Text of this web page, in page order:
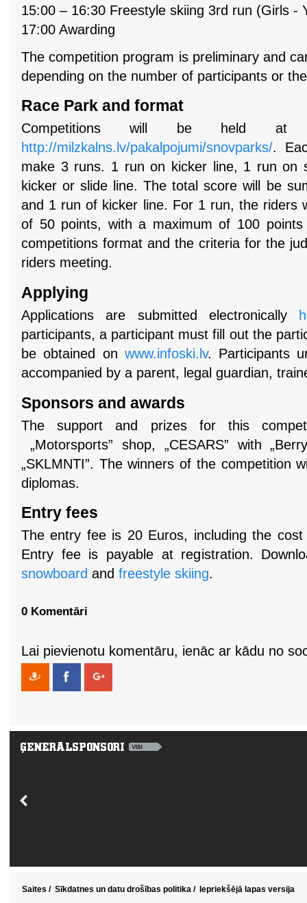
15:00 – 16:30 Freestyle skiing 3rd run (Girls -
17:00 Awarding
The competition program is preliminary and
depending on the number of participants or
Race Park and format
Competitions will be held at
http://milzkalns.lv/pakalpojumi/snovparks/.
make 3 runs. 1 run on kicker line, 1 run on
kicker or slide line. The total score will be
and 1 run of kicker line. For 1 run, the riders
of 50 points, with a maximum of 100
competitions format and the criteria for the
riders meeting.
Applying
Applications are submitted electronically
participants, a participant must fill out the
be obtained on www.infoski.lv. Participants
accompanied by a parent, legal guardian,
Sponsors and awards
The support and prizes for this
„Motorsports” shop, „CESARS” with
„SKLMNTI”. The winners of the competition
diplomas.
Entry fees
The entry fee is 20 Euros, including the
Entry fee is payable at registration.
snowboard and freestyle skiing.
0 Komentāri
Lai pievienotu komentāru, ienāc ar kādu no
Saites / Sīkdatnes un datu drošības politika / Iepriekšējā lapas versija